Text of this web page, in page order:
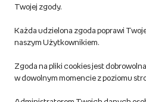
produktów niebezpiecznych
Dostosuj zgody
Polityka prywatności empik
Twojej zgody.
Każda udzielona zgoda poprawi
naszym Użytkownikiem.
Zgoda na pliki cookies jest
w dowolnym momencie z poziomu